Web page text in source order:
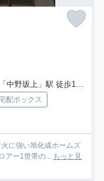
中野坂上」駅 徒歩12分
配ボックス
に強い旭化成ホームズ
アー1世帯の...
もっと見